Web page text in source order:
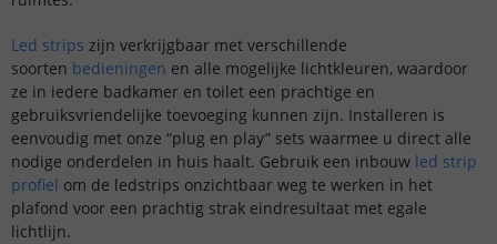
Led strips zijn verkrijgbaar met verschillende
soorten bedieningen en alle mogelijke lichtkleuren, waardoor
ze in iedere badkamer en toilet een prachtige en
gebruiksvriendelijke toevoeging kunnen zijn. Installeren is
eenvoudig met onze “plug en play” sets waarmee u direct alle
nodige onderdelen in huis haalt. Gebruik een inbouw led strip
profiel om de ledstrips onzichtbaar weg te werken in het
plafond voor een prachtig strak eindresultaat met egale
lichtlijn.